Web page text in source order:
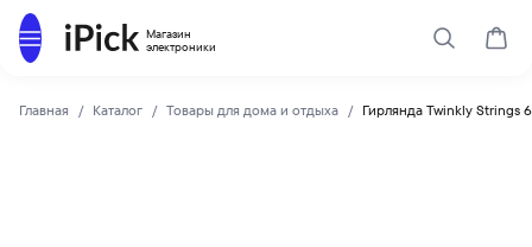
Магазин
электроники
Каталог
Поиск
Главная Каталог Товары для дома и отдыха Гирлянда Twinkly Strings